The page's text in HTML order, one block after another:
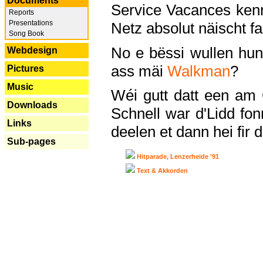
Reports
Presentations
Song Book
Webdesign
Pictures
Music
Downloads
Links
Sub-pages
Service Vacances
Netz absolut näischt
No e bëssi wullen
ass mäi Walkman?
Wéi gutt datt een am
Schnell war d'Lidd
deelen et dann hei fir
Hitparade, Lenzerheide '91
Text & Akkorden